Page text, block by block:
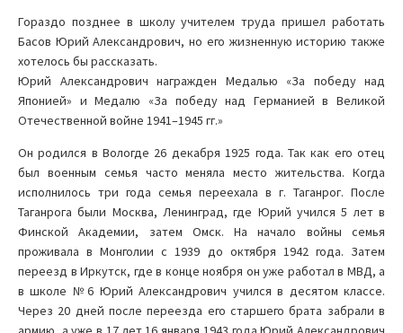
Гораздо позднее в школу учителем труда пришел работать
Басов Юрий Александрович, но его жизненную историю также
хотелось бы рассказать.
Юрий Александрович награжден Медалью «За победу над
Японией» и Медалю «За победу над Германией в Великой
Отечественной войне 1941–1945 гг.»
Он родился в Вологде 26 декабря 1925 года. Так как его отец
был военным семья часто меняла место жительства. Когда
исполнилось три года семья переехала в г. Таганрог. После
Таганрога были Москва, Ленинград, где Юрий учился 5 лет в
Финской Академии, затем Омск. На начало войны семья
проживала в Монголии с 1939 до октября 1942 года. Затем
переезд в Иркутск, где в конце ноября он уже работал в МВД, а
в школе №6 Юрий Александрович учился в десятом классе.
Через 20 дней после переезда его старшего брата забрали в